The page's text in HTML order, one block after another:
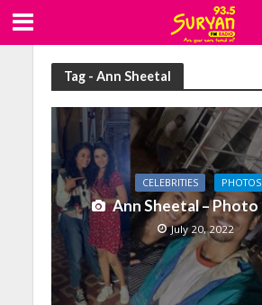
Tag - Ann Sheetal
CELEBRITIES PHOTOS
Ann Sheetal – Photo
July 20, 2022